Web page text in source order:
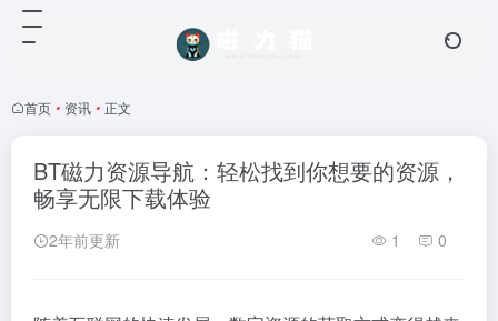
首页 • 资讯 • 正文
BT磁力资源导航：轻松找到你想要的资源，
畅享无限下载体验
2年前更新 1 0